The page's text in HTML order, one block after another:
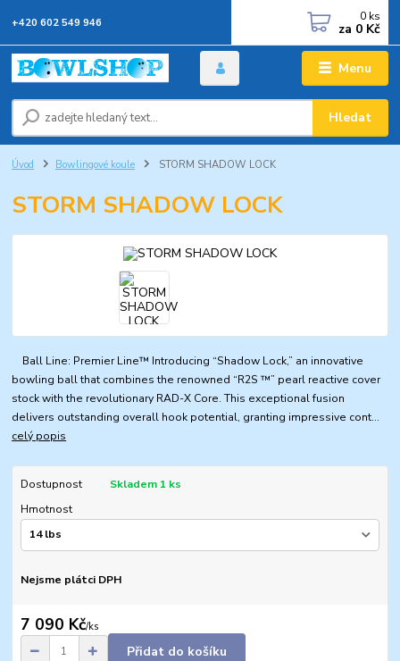
Menu
Hledat
+420 602 549 946 0 ks
za 0 Kč
Úvod Bowlingové koule STORM SHADOW LOCK
STORM SHADOW LOCK
Ball Line: Premier Line™ Introducing “Shadow Lock,” an innovative
bowling ball that combines the renowned “R2S ™” pearl reactive cover
stock with the revolutionary RAD-X Core. This exceptional fusion
delivers outstanding overall hook potential, granting impressive cont...
celý popis
Dostupnost
Skladem 1 ks
Hmotnost
Nejsme plátci DPH
7 090 Kč/ks
Přidat do košíku